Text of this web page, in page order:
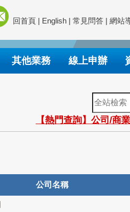
回首頁 | English | 常見問答 | 網站
其他業務 線上申辦
全
站
檢
索
【熱門查詢】公司/商
公司名稱